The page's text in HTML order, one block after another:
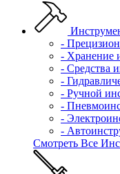
-
- Хранение
- Средства
-
- Ручной
-
-
-
Смотреть Все